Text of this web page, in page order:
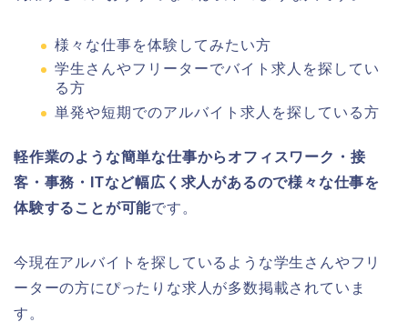
様々な仕事を体験してみたい方
学生さんやフリーターでバイト求人を探してい
る方
単発や短期でのアルバイト求人を探している方
軽作業のような簡単な仕事からオフィスワーク・接
客・事務・ITなど幅広く求人があるので様々な仕事を
体験することが可能です。
今現在アルバイトを探しているような学生さんやフリ
ーターの方にぴったりな求人が多数掲載されていま
す。